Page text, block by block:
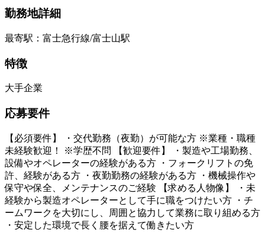
勤務地詳細
最寄駅：富士急行線/富士山駅
特徴
大手企業
応募要件
【必須要件】 ・交代勤務（夜勤）が可能な方 ※業種・職種
未経験歓迎！ ※学歴不問 【歓迎要件】 ・製造や工場勤務、
設備やオペレーターの経験がある方 ・フォークリフトの免
許、経験がある方 ・夜勤勤務の経験がある方 ・機械操作や
保守や保全、メンテナンスのご経験 【求める人物像】 ・未
経験から製造オペレーターとして手に職をつけたい方 ・チ
ームワークを大切にし、周囲と協力して業務に取り組める方
・安定した環境で長く腰を据えて働きたい方